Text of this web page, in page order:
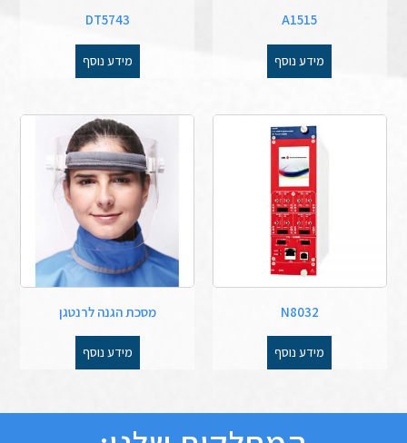
A1515
מידע נוסף
DT5743
מידע נוסף
N8032
מידע נוסף
מסכת הגנה לרנטגן
מידע נוסף